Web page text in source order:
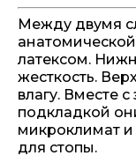
Между двумя
латексом.
жесткость.
влагу. Вместе
подкладкой
микроклимат
для стопы.